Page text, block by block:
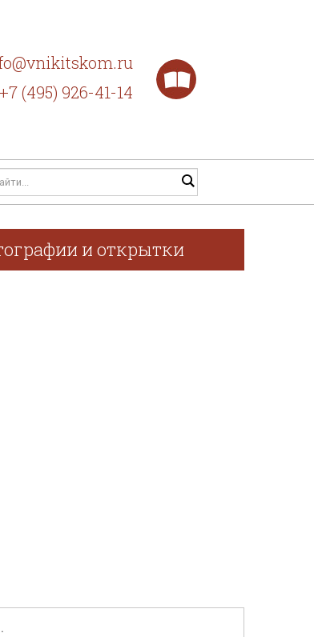
+7 (495) 926-41-14
и открытки